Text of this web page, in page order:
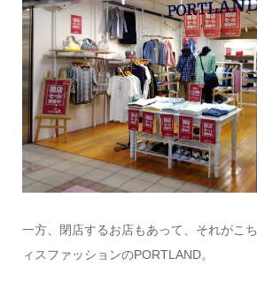
一方、閉店するお店もあって、それがこ
ィスファッションのPORTLAND。